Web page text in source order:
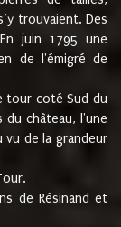
trouvaient. Des
juin 1795 une
de l'émigré de
tour coté Sud du
du château, l'une
vu de la grandeur
de Résinand et